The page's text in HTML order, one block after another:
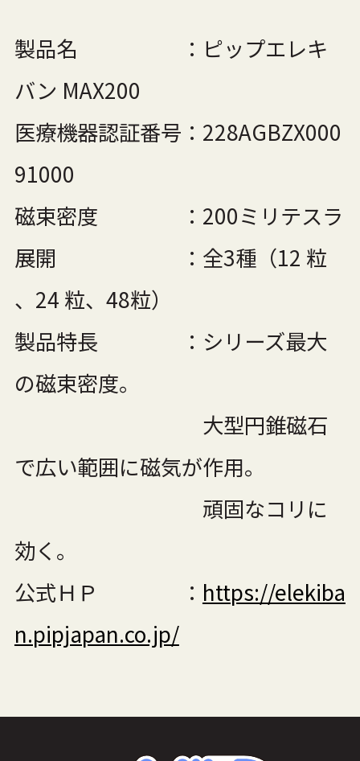
製品名 ：ピップエレキ
バン MAX200
医療機器認証番号：228AGBZX000
91000
磁束密度 ：200ミリテスラ
展開 ：全3種（12 粒
、24 粒、48粒）
製品特長 ：シリーズ最大
の磁束密度。
大型円錐磁石
で広い範囲に磁気が作用。
頑固なコリに
効く。
公式ＨＰ ： https://elekiba
n.pipjapan.co.jp/